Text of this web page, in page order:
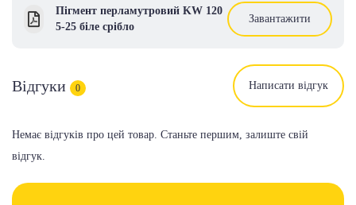
Пігмент перламутровий KW 120
5-25 біле срібло
Завантажити
Відгуки 0 Написати відгук
Немає відгуків про цей товар. Станьте першим, залиште свій
відгук.